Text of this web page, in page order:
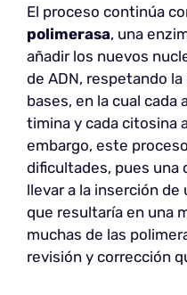
El proceso continúa
polimerasa, una
añadir los nuevos
de ADN, respetando
bases, en la cual cada
timina y cada citosina
embargo, este
dificultades, pues una
llevar a la inserción
que resultaría en una
muchas de las
revisión y corrección